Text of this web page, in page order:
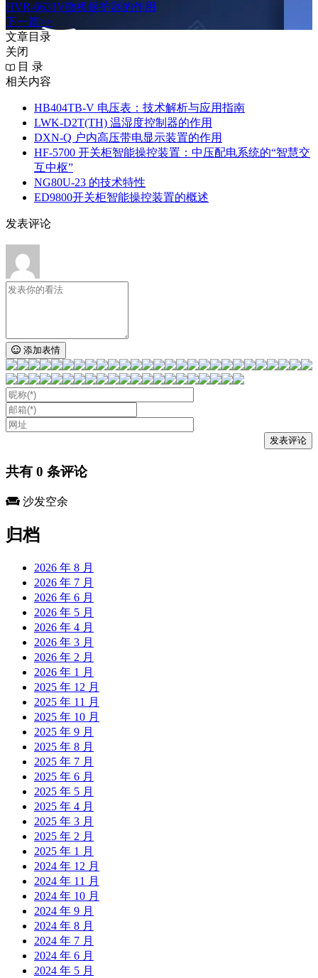
HVR-6631V微机保护器的作用
下一篇>>
文章目录
关闭
目 录
相关内容
HB404TB-V 电压表：技术解析与应用指南
LWK‑D2T(TH) 温湿度控制器的作用
DXN‑Q 户内高压带电显示装置的作用
HF-5700 开关柜智能操控装置：中压配电系统的“智慧交
互中枢”
NG80U-23 的技术特性
ED9800开关柜智能操控装置的概述
发表评论
添加表情
共有 0 条评论
沙发空余
归档
2026 年 8 月
2026 年 7 月
2026 年 6 月
2026 年 5 月
2026 年 4 月
2026 年 3 月
2026 年 2 月
2026 年 1 月
2025 年 12 月
2025 年 11 月
2025 年 10 月
2025 年 9 月
2025 年 8 月
2025 年 7 月
2025 年 6 月
2025 年 5 月
2025 年 4 月
2025 年 3 月
2025 年 2 月
2025 年 1 月
2024 年 12 月
2024 年 11 月
2024 年 10 月
2024 年 9 月
2024 年 8 月
2024 年 7 月
2024 年 6 月
2024 年 5 月